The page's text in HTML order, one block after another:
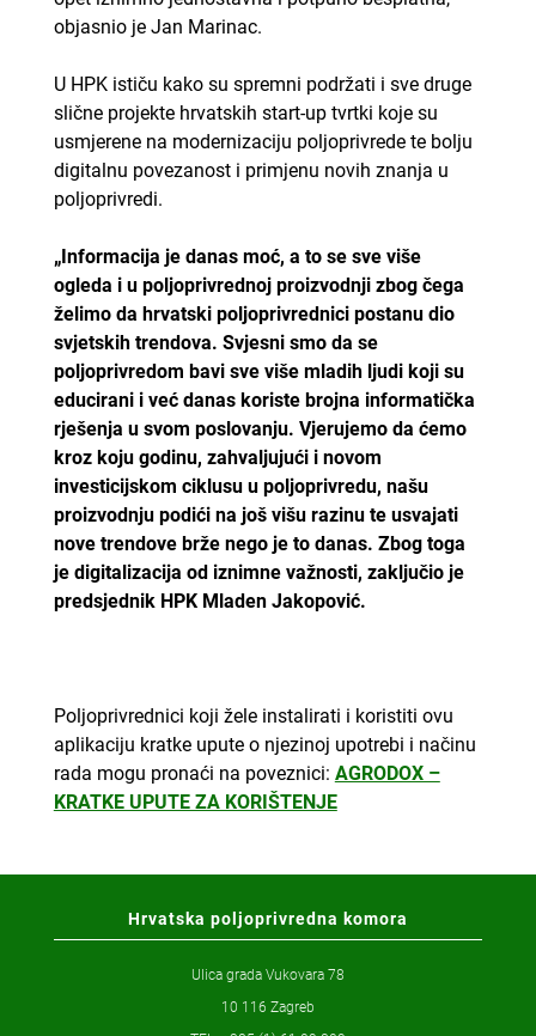
objasnio je Jan Marinac.
U HPK ističu kako su spremni podržati i sve druge
slične projekte hrvatskih start-up tvrtki koje su
usmjerene na modernizaciju poljoprivrede te bolju
digitalnu povezanost i primjenu novih znanja u
poljoprivredi.
„Informacija je danas moć, a to se sve više
ogleda i u poljoprivrednoj proizvodnji zbog čega
želimo da hrvatski poljoprivrednici postanu dio
svjetskih trendova. Svjesni smo da se
poljoprivredom bavi sve više mladih ljudi koji su
educirani i već danas koriste brojna informatička
rješenja u svom poslovanju. Vjerujemo da ćemo
kroz koju godinu, zahvaljujući i novom
investicijskom ciklusu u poljoprivredu, našu
proizvodnju podići na još višu razinu te usvajati
nove trendove brže nego je to danas. Zbog toga
je digitalizacija od iznimne važnosti, zaključio je
predsjednik HPK Mladen Jakopović.
Poljoprivrednici koji žele instalirati i koristiti ovu
aplikaciju kratke upute o njezinoj upotrebi i načinu
rada mogu pronaći na poveznici: AGRODOX –
KRATKE UPUTE ZA KORIŠTENJE
Hrvatska poljoprivredna komora
Ulica grada Vukovara 78
10 116 Zagreb